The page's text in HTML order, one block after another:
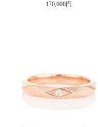
170,000円